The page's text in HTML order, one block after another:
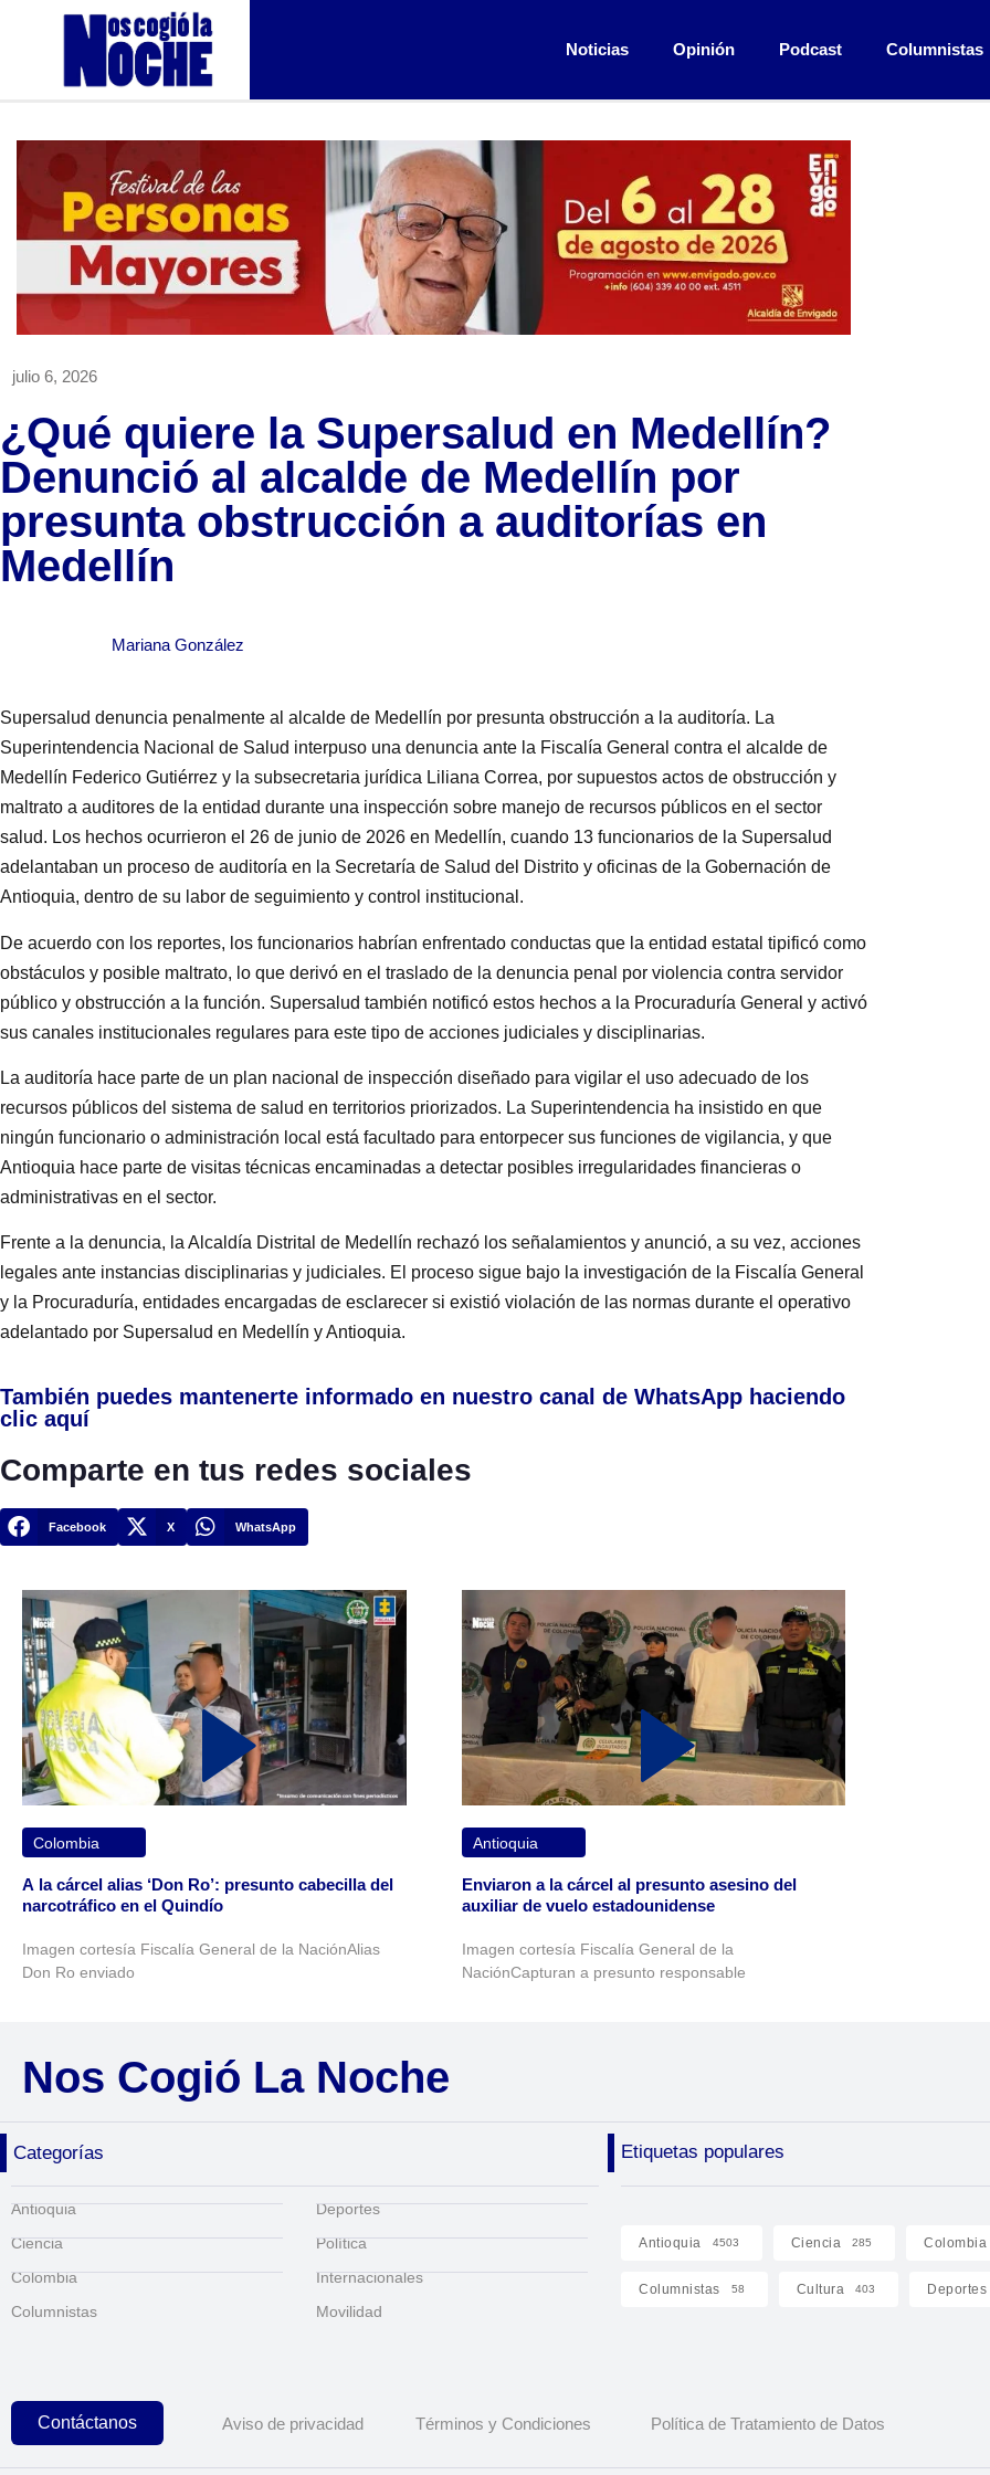
Noticias Opinión Podcast Columnistas
julio 6, 2026
¿Qué quiere la Supersalud en Medellín?
Denunció al alcalde de Medellín por
presunta obstrucción a auditorías en
Medellín
Mariana González
Supersalud denuncia penalmente al alcalde de Medellín por presunta obstrucción a la auditoría. La
Superintendencia Nacional de Salud interpuso una denuncia ante la Fiscalía General contra el alcalde de
Medellín Federico Gutiérrez y la subsecretaria jurídica Liliana Correa, por supuestos actos de obstrucción y
maltrato a auditores de la entidad durante una inspección sobre manejo de recursos públicos en el sector
salud. Los hechos ocurrieron el 26 de junio de 2026 en Medellín, cuando 13 funcionarios de la Supersalud
adelantaban un proceso de auditoría en la Secretaría de Salud del Distrito y oficinas de la Gobernación de
Antioquia, dentro de su labor de seguimiento y control institucional.
De acuerdo con los reportes, los funcionarios habrían enfrentado conductas que la entidad estatal tipificó como
obstáculos y posible maltrato, lo que derivó en el traslado de la denuncia penal por violencia contra servidor
público y obstrucción a la función. Supersalud también notificó estos hechos a la Procuraduría General y activó
sus canales institucionales regulares para este tipo de acciones judiciales y disciplinarias.
La auditoría hace parte de un plan nacional de inspección diseñado para vigilar el uso adecuado de los
recursos públicos del sistema de salud en territorios priorizados. La Superintendencia ha insistido en que
ningún funcionario o administración local está facultado para entorpecer sus funciones de vigilancia, y que
Antioquia hace parte de visitas técnicas encaminadas a detectar posibles irregularidades financieras o
administrativas en el sector.
Frente a la denuncia, la Alcaldía Distrital de Medellín rechazó los señalamientos y anunció, a su vez, acciones
legales ante instancias disciplinarias y judiciales. El proceso sigue bajo la investigación de la Fiscalía General
y la Procuraduría, entidades encargadas de esclarecer si existió violación de las normas durante el operativo
adelantado por Supersalud en Medellín y Antioquia.
También puedes mantenerte informado en nuestro canal de WhatsApp haciendo
clic aquí
Comparte en tus redes sociales
Facebook X WhatsApp
Colombia
A la cárcel alias ‘Don Ro’: presunto cabecilla del
narcotráfico en el Quindío
Imagen cortesía Fiscalía General de la NaciónAlias
Don Ro enviado
Antioquia
Enviaron a la cárcel al presunto asesino del
auxiliar de vuelo estadounidense
Imagen cortesía Fiscalía General de la
NaciónCapturan a presunto responsable
Nos Cogió La Noche
Categorías Etiquetas populares
Antioquia
Ciencia
Colombia
Columnistas
Deportes
Política
Internacionales
Movilidad
Antioquia 4503 Ciencia 285 Colombia
Columnistas 58 Cultura 403 Deportes
Contáctanos Aviso de privacidad Términos y Condiciones Política de Tratamiento de Datos